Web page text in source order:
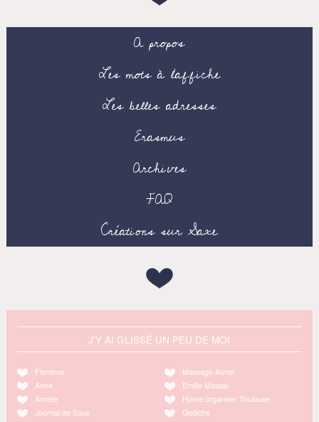
A propos
Les mots à l’affiche
Les belles adresses
Erasmus
Archives
FAQ
Créations sur Saxe
J'Y AI GLISSÉ UN PEU DE MOI
Florence
Anne
Amélie
Journal de Saxe
Massage Auriol
Emilie Massal
Home organiser Toulouse
Godiche